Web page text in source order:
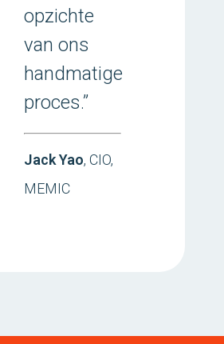
opzichte
van ons
handmatige
proces.”
Jack Yao, CIO,
MEMIC